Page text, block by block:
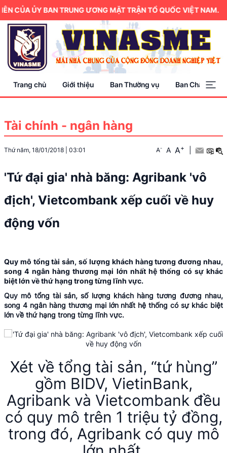
ỦY BAN TRUNG ƯƠNG MẶT TRẬN TỔ QUỐC VIỆT NAM.
Trang chủ Giới thiệu Ban Thường vụ Ban Chấp hành
Tài chính - ngân hàng
Thứ năm, 18/01/2018 03:01 A- A A+
'Tứ đại gia' nhà băng: Agribank 'vô
địch', Vietcombank xếp cuối về huy
động vốn
Quy mô tổng tài sản, số lượng khách hàng tương đương nhau,
song 4 ngân hàng thương mại lớn nhất hệ thống có sự khác
biệt lớn về thứ hạng trong từng lĩnh vực.
Quy mô tổng tài sản, số lượng khách hàng tương đương nhau,
song 4 ngân hàng thương mại lớn nhất hệ thống có sự khác biệt
lớn về thứ hạng trong từng lĩnh vực.
Xét về tổng tài sản, “tứ hùng”
gồm BIDV, VietinBank,
Agribank và Vietcombank đều
có quy mô trên 1 triệu tỷ đồng,
trong đó, Agribank có quy mô